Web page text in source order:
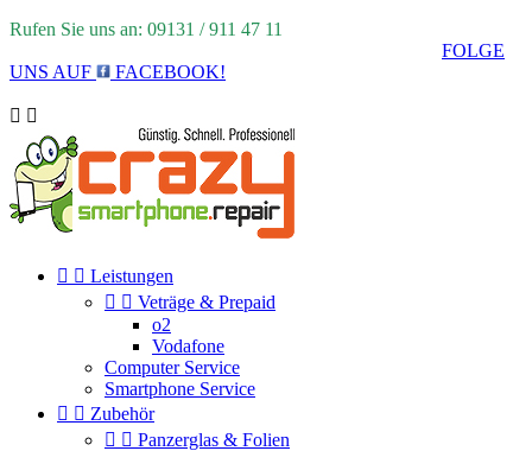
Rufen Sie uns an: 09131 / 911 47 11
FOLGE
UNS AUF
FACEBOOK!
 
  Leistungen
  Veträge & Prepaid
o2
Vodafone
Computer Service
Smartphone Service
  Zubehör
  Panzerglas & Folien